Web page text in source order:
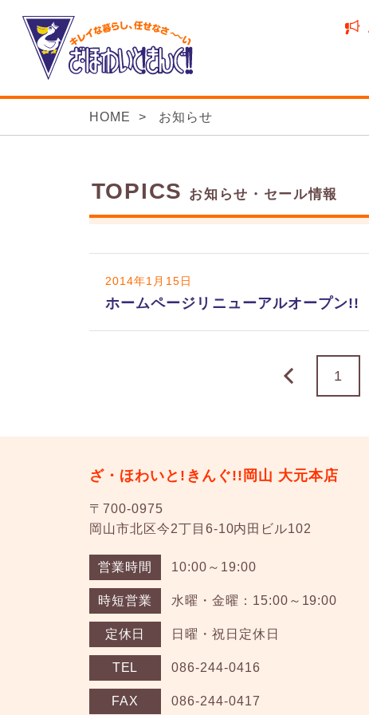
HOME お知らせ
TOPICS お知らせ・セール情報
2014年1月15日
ホームページリニューアルオープン!!
1
ざ・ほわいと!きんぐ!!岡山 大元本店
〒700-0975
岡山市北区今2丁目6-10内田ビル102
営業時間 10:00～19:00
時短営業 水曜・金曜：15:00～19:00
定休日 日曜・祝日定休日
TEL 086-244-0416
FAX 086-244-0417